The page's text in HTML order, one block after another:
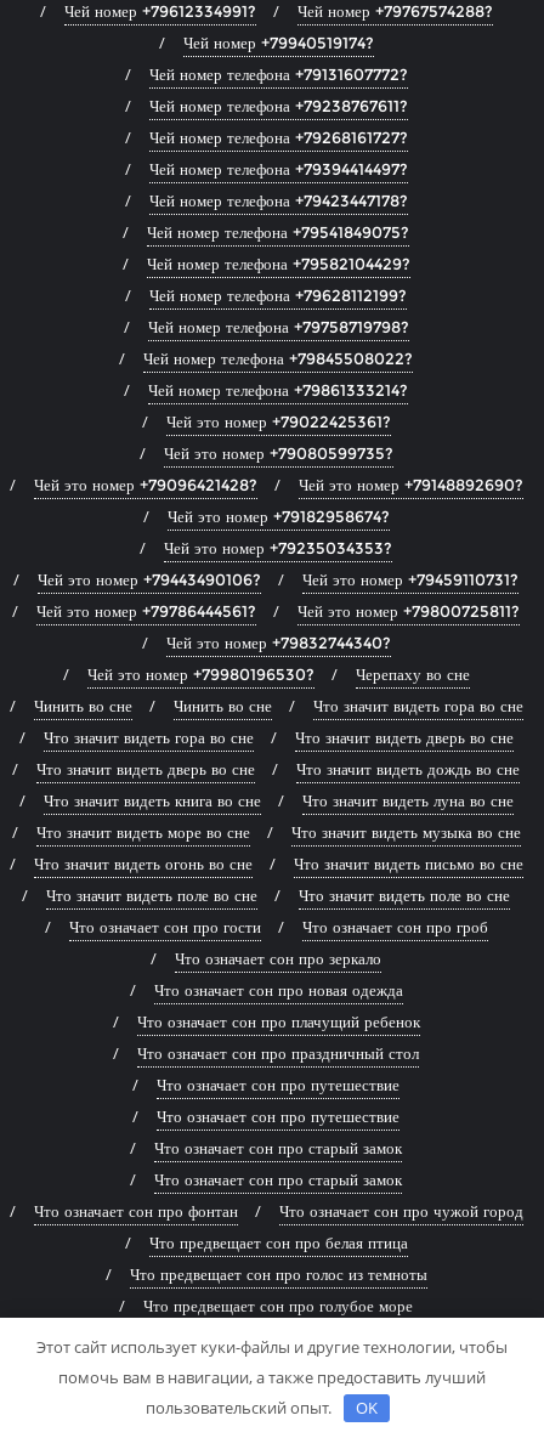
Чей номер +79612334991?
Чей номер +79767574288?
Чей номер +79940519174?
Чей номер телефона +79131607772?
Чей номер телефона +79238767611?
Чей номер телефона +79268161727?
Чей номер телефона +79394414497?
Чей номер телефона +79423447178?
Чей номер телефона +79541849075?
Чей номер телефона +79582104429?
Чей номер телефона +79628112199?
Чей номер телефона +79758719798?
Чей номер телефона +79845508022?
Чей номер телефона +79861333214?
Чей это номер +79022425361?
Чей это номер +79080599735?
Чей это номер +79096421428?
Чей это номер +79148892690?
Чей это номер +79182958674?
Чей это номер +79235034353?
Чей это номер +79443490106?
Чей это номер +79459110731?
Чей это номер +79786444561?
Чей это номер +79800725811?
Чей это номер +79832744340?
Чей это номер +79980196530?
Черепаху во сне
Чинить во сне
Чинить во сне
Что значит видеть гора во сне
Что значит видеть гора во сне
Что значит видеть дверь во сне
Что значит видеть дверь во сне
Что значит видеть дождь во сне
Что значит видеть книга во сне
Что значит видеть луна во сне
Что значит видеть море во сне
Что значит видеть музыка во сне
Что значит видеть огонь во сне
Что значит видеть письмо во сне
Что значит видеть поле во сне
Что значит видеть поле во сне
Что означает сон про гости
Что означает сон про гроб
Что означает сон про зеркало
Что означает сон про новая одежда
Что означает сон про плачущий ребенок
Что означает сон про праздничный стол
Что означает сон про путешествие
Что означает сон про путешествие
Что означает сон про старый замок
Что означает сон про старый замок
Что означает сон про фонтан
Что означает сон про чужой город
Что предвещает сон про белая птица
Что предвещает сон про голос из темноты
Что предвещает сон про голубое море
Что предвещает сон про голубое море
Что предвещает сон про живописная река
Этот сайт использует куки-файлы и другие технологии, чтобы
помочь вам в навигации, а также предоставить лучший
пользовательский опыт.
OK